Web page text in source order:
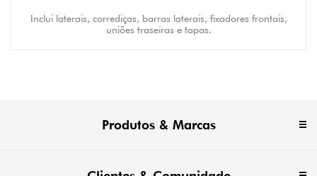
Inclui laterais, corrediças, barras laterais, fixadores frontais,
uniões traseiras e tapas.
Produtos & Marcas